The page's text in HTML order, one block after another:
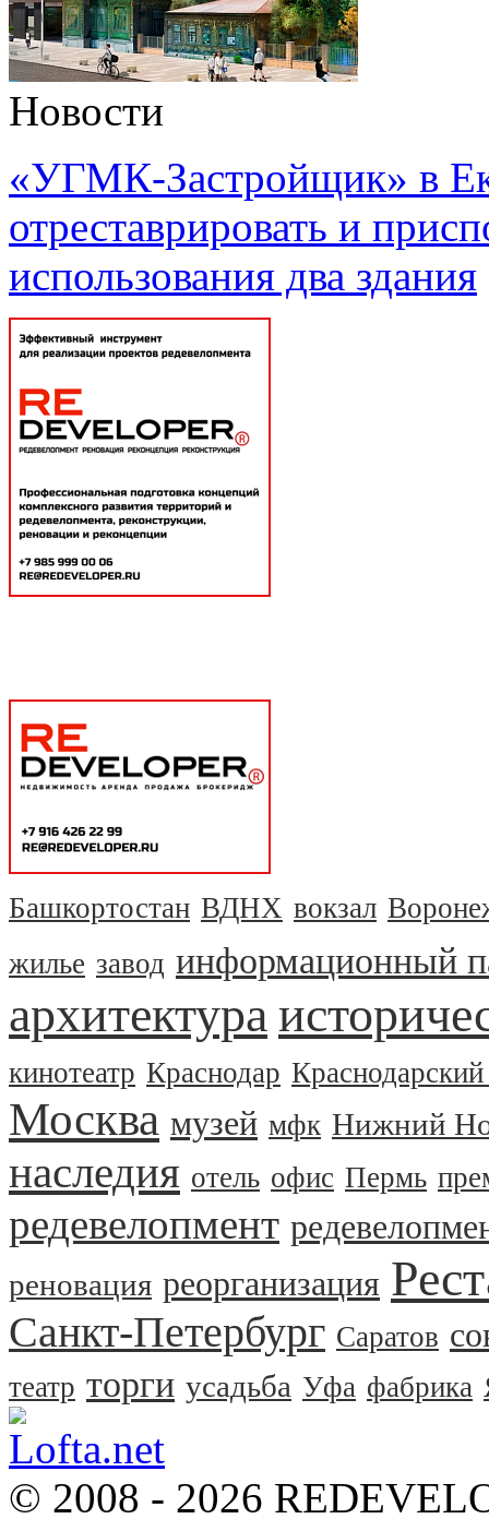
Новости
«УГМК-Застройщик» в
отреставрировать и
использования два здания
Башкортостан ВДНХ вокзал
жилье завод информационный
архитектура
кинотеатр Краснодар
Москва музей мфк Нижний
наследия отель офис Пермь
редевелопмент
реновация реорганизация
Санкт-Петербург Саратов
театр торги усадьба Уфа фабрика
© 2008 - 2026